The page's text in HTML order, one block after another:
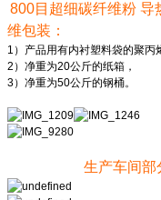
800目超细碳纤维粉 导
维包装：
1）产品用有内衬塑料袋的聚丙
2）净重为20公斤的纸箱，
3）净重为50公斤的钢桶。
生产车间部分设